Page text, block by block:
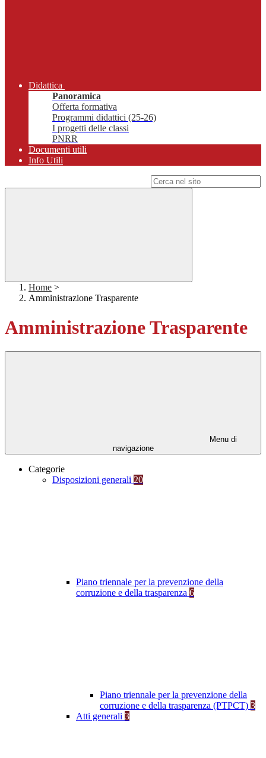
Didattica
Panoramica
Offerta formativa
Programmi didattici (25-26)
I progetti delle classi
PNRR
Documenti utili
Info Utili
Home >
Amministrazione Trasparente
Amministrazione Trasparente
Menu di
navigazione
Categorie
Disposizioni generali 20
Piano triennale per la prevenzione della
corruzione e della trasparenza 6
Piano triennale per la prevenzione della
corruzione e della trasparenza (PTPCT) 3
Atti generali 3